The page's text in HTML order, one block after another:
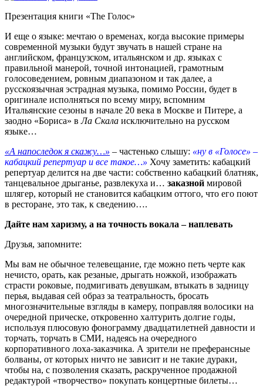
Презентация книги «The Голос»
И еще о языке: мечтаю о временах, когда высокие примеры
современной музыки будут звучать в нашей стране на
английском, французском, итальянском и др. языках с
правильной манерой, точной интонацией, грамотным
голосоведением, ровным диапазоном и так далее, а
русскоязычная эстрадная музыка, помимо России, будет в
оригинале исполняться по всему миру, вспомним
Итальянские сезоны в начале 20 века в Москве и Питере, а
заодно «Бориса» вЛа Скала исключительно на русском
языке…
«А напоследок я скажу…» – частенько слышу: «ну в «Голосе» –
кабацкий репертуар и все такое…» Хочу заметить: кабацкий
репертуар делится на две части: собственно кабацкий блатняк,
танцевальное дрыганье, развлекуха и… заказной мировой
шлягер, который не становится кабацким оттого, что его поют
в ресторане, это так, к сведению….
Дайте нам харизму, а на точность вокала – наплевать
Друзья, запомните:
Мы вам не обычное телевещание, где можно петь черте как
нечисто, орать, как резаные, дрыгать ножкой, изображать
страсти роковые, подмигивать девушкам, втыкать в задницу
перья, выдавая сей образ за театральность, бросать
многозначительные взгляды в камеру, поправляя волосики на
очередной прическе, откровенно халтурить долгие годы,
используя плюсовую фонограмму двадцатилетней давности и
торчать, торчать в СМИ, надеясь на очередного
корпоративного лоха-заказчика. А зрители не преферансные
болваны, от которых ничто не зависит и не такие дураки,
чтобы на, с позволения сказать, раскрученное продажной
редактурой «творчество» покупать концертные билеты…